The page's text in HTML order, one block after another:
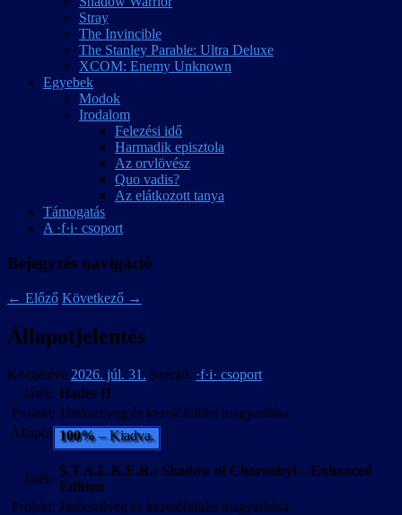
Stray
The Invincible
The Stanley Parable: Ultra Deluxe
XCOM: Enemy Unknown
Egyebek
Modok
Irodalom
Felezési idő
Harmadik episztola
Az orvlövész
Quo vadis?
Az elátkozott tanya
Támogatás
A ·f·i· csoport
Bejegyzés navigáció
← Előző Következő →
Állapotjelentés
Közzétéve 2026. júl. 31. Szerző: ·f·i· csoport
Játék: Hades II
Projekt: Játékszöveg és kezelőfelület magyarítása.
Állapot: 100%– Kiadva.
Játék:
S.T.A.L.K.E.R.: Shadow of Chornobyl – Enhanced
Edition
Projekt: Játékszöveg és kezelőfelület magyarítása.